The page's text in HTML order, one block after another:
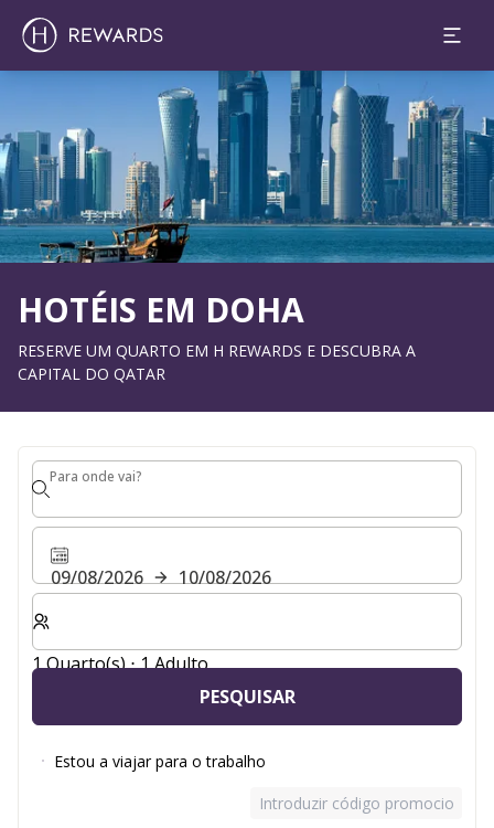
Diapositivo 1 de 1
HOTÉIS EM DOHA
RESERVE UM QUARTO EM H REWARDS E DESCUBRA A
CAPITAL DO QATAR
Para onde vai?
Para onde vai?
09/08/2026
10/08/2026
Selecionar o número de quartos e de hóspedes para a
1 Quarto(s) ⋅ 1 Adulto
PESQUISAR
Estou a viajar para o trabalho
Introduzir código promocional